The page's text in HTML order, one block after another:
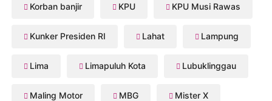
Korban banjir KPU KPU Musi Rawas
Kunker Presiden RI Lahat Lampung
Lima Limapuluh Kota Lubuklinggau
Maling Motor MBG Mister X